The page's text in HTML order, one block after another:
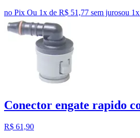
no Pix Ou 1x de R$ 51,77 sem jurosou 1
Conector engate rapido
R$ 61,90